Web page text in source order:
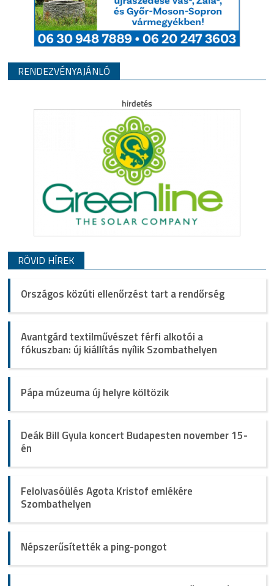
RENDEZVÉNYAJÁNLÓ
RÖVID HÍREK
Országos közúti ellenőrzést tart a rendőrség
Avantgárd textilművészet férfi alkotói a
fókuszban: új kiállítás nyílik Szombathelyen
Pápa múzeuma új helyre költözik
Deák Bill Gyula koncert Budapesten november 15-
én
Felolvasóülés Agota Kristof emlékére
Szombathelyen
Népszerűsítették a ping-pongot